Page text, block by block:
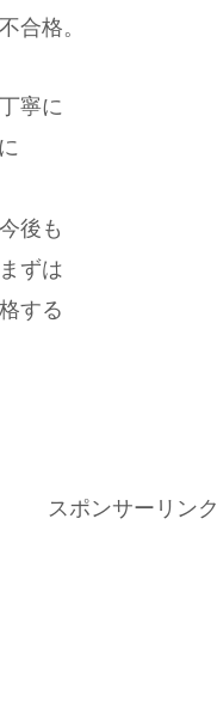
合格。
寧に
後も
ずは
する
スポンサーリンク